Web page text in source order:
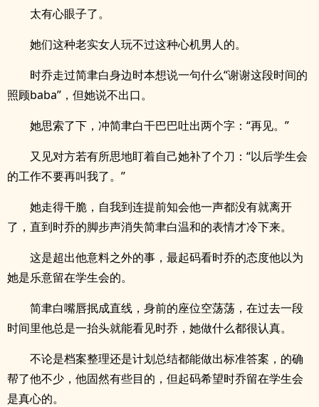
太有心眼子了。
她们这种老实女人玩不过这种心机男人的。
时乔走过简聿白身边时本想说一句什么“谢谢这段时间的
照顾baba”，但她说不出口。
她思索了下，冲简聿白干巴巴吐出两个字：“再见。”
又见对方若有所思地盯着自己她补了个刀：“以后学生会
的工作不要再叫我了。”
她走得干脆，自我到连提前知会他一声都没有就离开
了，直到时乔的脚步声消失简聿白温和的表情才冷下来。
这是超出他意料之外的事，最起码看时乔的态度他以为
她是乐意留在学生会的。
简聿白嘴唇抿成直线，身前的座位空荡荡，在过去一段
时间里他总是一抬头就能看见时乔，她做什么都很认真。
不论是档案整理还是计划总结都能做出标准答案，的确
帮了他不少，他固然有些目的，但起码希望时乔留在学生会
是真心的。